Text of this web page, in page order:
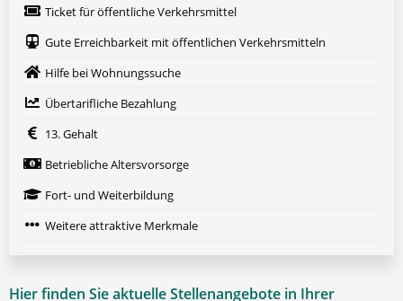
Ticket für öffentliche Verkehrsmittel
Gute Erreichbarkeit mit öffentlichen Verkehrsmitteln
Hilfe bei Wohnungssuche
Übertarifliche Bezahlung
13. Gehalt
Betriebliche Altersvorsorge
Fort- und Weiterbildung
Weitere attraktive Merkmale
Hier finden Sie aktuelle Stellenangebote in Ihrer